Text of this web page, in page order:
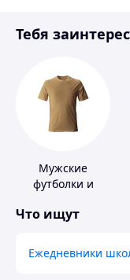
Спорт и отдых
Тебя
Мужские
футболки и
Что ищут
Ежедневники